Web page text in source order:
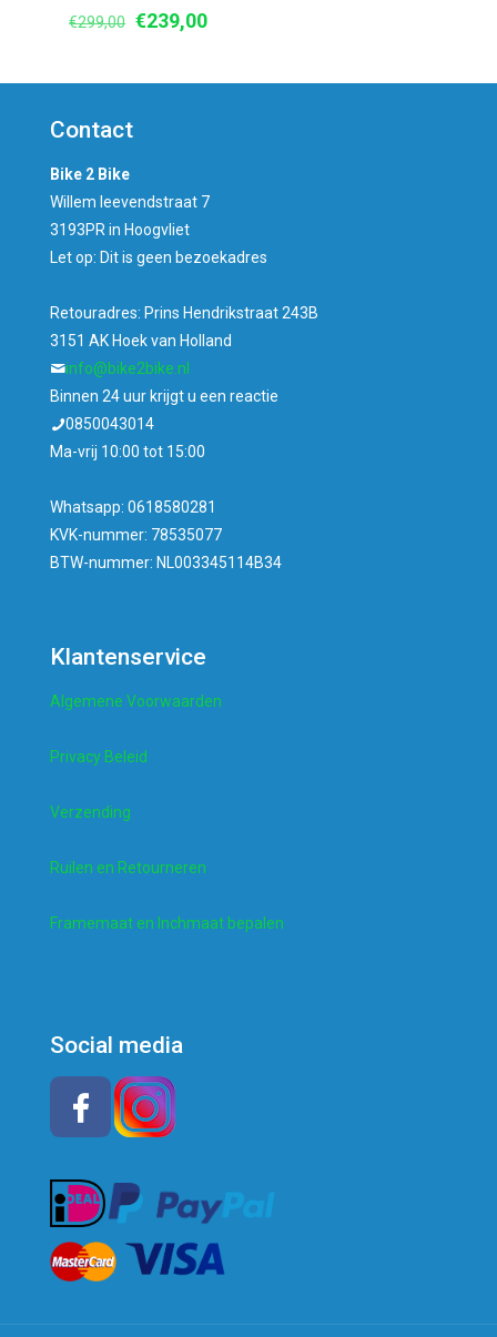
€299,00 Oorspronkelijke
€239,00Huidige
Contact
Bike 2 Bike
Willem leevendstraat 7
3193PR in Hoogvliet
Let op: Dit is geen bezoekadres
Retouradres: Prins Hendrikstraat 243B
3151 AK Hoek van Holland
info@bike2bike.nl
Binnen 24 uur krijgt u een reactie
0850043014
Ma-vrij 10:00 tot 15:00
Whatsapp: 0618580281
KVK-nummer: 78535077
BTW-nummer: NL003345114B34
Klantenservice
Algemene Voorwaarden
Privacy Beleid
Verzending
Ruilen en Retourneren
Framemaat en Inchmaat bepalen
Social media